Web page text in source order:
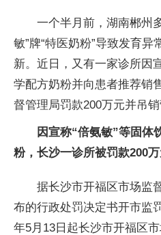
一个半月前，湖南郴州
敏”牌“特医奶粉”导致发育
新。近日，又有一家诊所因
学配方奶粉并向患者推荐销
督管理局罚款200万元并吊销
因宣称“倍氨敏”等固体
粉，长沙一诊所被罚款200
据长沙市开福区市场监
布的行政处罚决定书开市监
年5月13日起长沙市开福区